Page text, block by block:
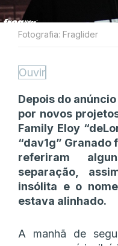
Fotografia: Fraglider
Ouvir
Depois do
por novos
Family Eloy
“dav1g”
referiram
separação,
insólita e o
estava alinhado.
A manhã de